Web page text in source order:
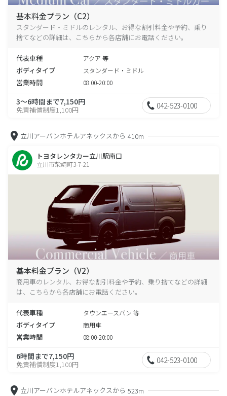
基本料金プラン（C2）
スタンダード・ミドルのレンタル、お得な割引料金や予約、乗り
捨てなどの詳細は、こちらから各店舗にお電話ください。
代表車種 アクア 等
ボディタイプ スタンダード・ミドル
営業時間 08:00-20:00
3～6時間まで7,150円
免責補償制度1,100円 042-523-0100
立川アーバンホテルアネックスから 410m
トヨタレンタカー立川駅南口
立川市柴崎町3-7-21
基本料金プラン（V2）
商用車のレンタル、お得な割引料金や予約、乗り捨てなどの詳細
は、こちらから各店舗にお電話ください。
代表車種 タウンエースバン 等
ボディタイプ 商用車
営業時間 08:00-20:00
6時間まで7,150円
免責補償制度1,100円 042-523-0100
立川アーバンホテルアネックスから 523m